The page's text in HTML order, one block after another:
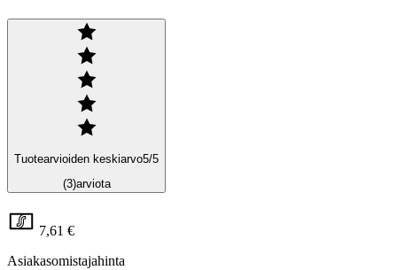
Tuotearvioiden keskiarvo5/5
(3)arviota
7,61 €
Asiakasomistajahinta